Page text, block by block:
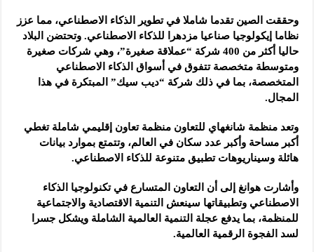
وحققت الصين تقدما شاملا في تطوير الذكاء الاصطناعي، مما عزز
نظاما إيكولوجيا صناعيا مزدهرا للذكاء الاصطناعي. وتحتضن البلاد
حاليا أكثر من 400 شركة “عملاقة صغيرة”، وهي شركات صغيرة
ومتوسطة متخصصة تتفوق في أسواق الذكاء الاصطناعي
المتخصصة، بما في ذلك شركة “ديب سيك” المبتكرة في هذا
المجال.
وتعد منظمة شانغهاي للتعاون منظمة تعاون إقليمي شاملة تغطي
أكبر مساحة وأكبر عدد سكان في العالم، وتتمتع بموارد بيانات
هائلة وسيناريوهات تطبيق متنوعة للذكاء الاصطناعي.
وأشارت هوانغ إلى أن التعاون المتسارع في تكنولوجيا الذكاء
الاصطناعي وتطبيقاتها سينعش التنمية الاقتصادية والاجتماعية
للمنظمة، بما يدفع عجلة التنمية العالمية الشاملة ويشكل جسرا
لسد الفجوة الرقمية العالمية.